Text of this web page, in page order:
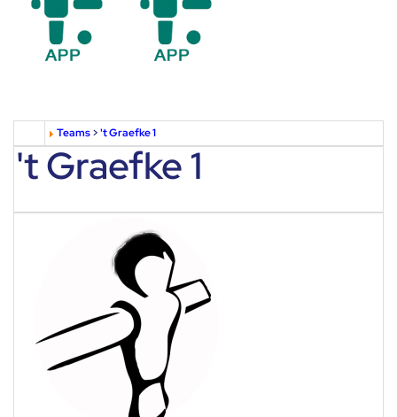
Teams>'t Graefke 1
't Graefke 1